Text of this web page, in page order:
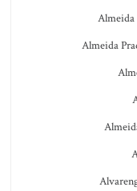
Almeida
Almeida